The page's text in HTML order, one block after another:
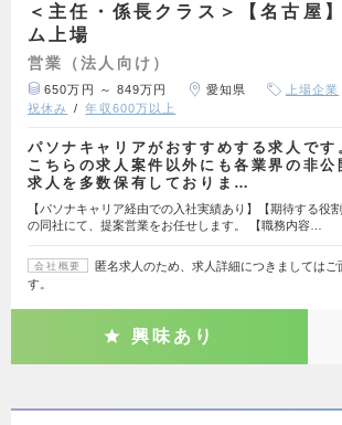
＜主任・係長クラス＞【名古屋
ム上場
営業（法人向け）
650万円 ～ 849万円 愛知県 上場企業
祝休み
年収600万以上
パソナキャリアがおすすめする求人です
こちらの求人案件以外にも各業界の非公
求人を多数保有しておりま…
【パソナキャリア経由での入社実績あり】【期待する役
の同社にて、提案営業をお任せします。 【職務内容…
会社概要
匿名求人のため、求人詳細につきましてはご
す。
興味あり